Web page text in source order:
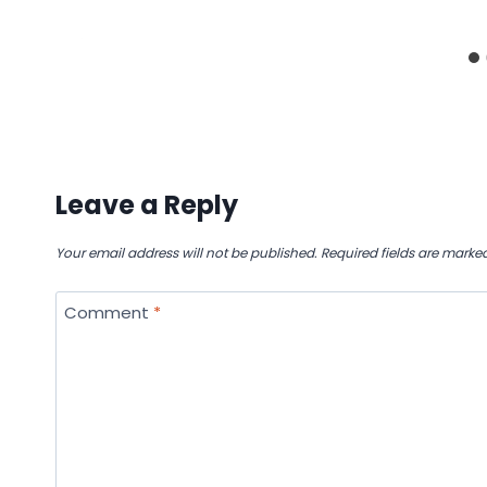
Leave a Reply
Your email address will not be published. Required fields are
Comment *